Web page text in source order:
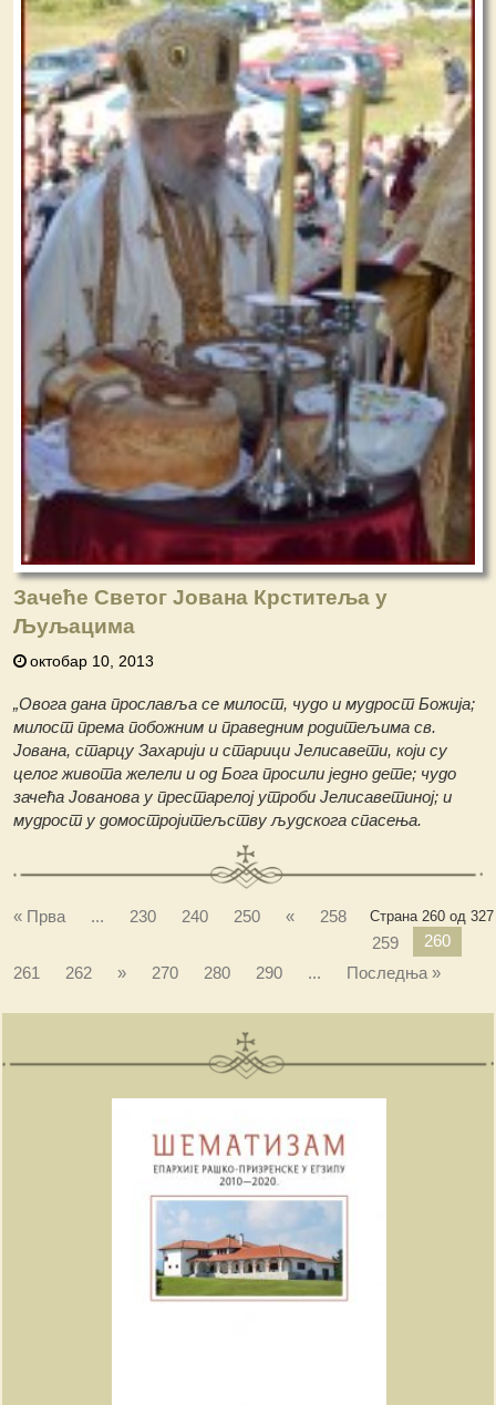
Зачеће Светог Јована Крститеља у
Љуљацима
октобар 10, 2013
„Овога дана прославља се милост, чудо и мудрост Божија;
милост према побожним и праведним родитељима св.
Јована, старцу Захарији и старици Јелисавети, који су
целог живота желели и од Бога просили једно дете; чудо
зачећа Јованова у престарелој утроби Јелисаветиној; и
мудрост у домостројитељству људскога спасења.
Страна 260 од 327
« Прва ... 230 240 250 «
258
259
260
261
262 » 270 280 290 ... Последња »